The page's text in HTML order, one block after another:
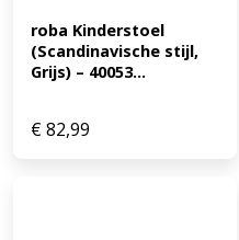
roba Kinderstoel
(Scandinavische stijl,
Grijs) – 40053...
€82,99